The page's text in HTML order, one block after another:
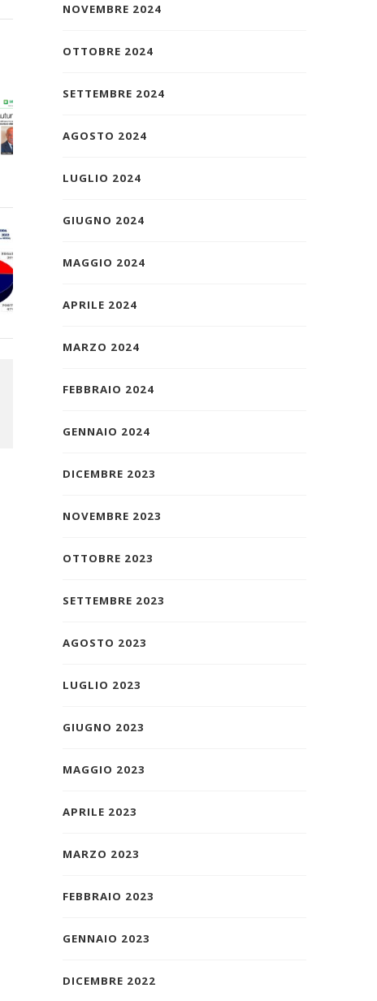
NOVEMBRE 2024
OTTOBRE 2024
SETTEMBRE 2024
AGOSTO 2024
LUGLIO 2024
GIUGNO 2024
MAGGIO 2024
APRILE 2024
MARZO 2024
FEBBRAIO 2024
GENNAIO 2024
DICEMBRE 2023
NOVEMBRE 2023
OTTOBRE 2023
SETTEMBRE 2023
AGOSTO 2023
LUGLIO 2023
GIUGNO 2023
MAGGIO 2023
APRILE 2023
MARZO 2023
FEBBRAIO 2023
GENNAIO 2023
DICEMBRE 2022